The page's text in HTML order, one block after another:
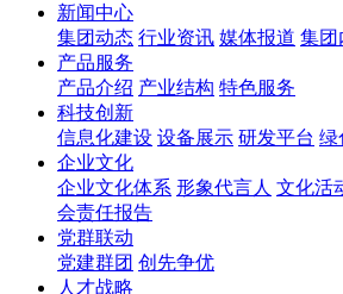
新闻中心
集团动态 行业资讯 媒体报道 集团
产品服务
产品介绍 产业结构 特色服务
科技创新
信息化建设 设备展示 研发平台 绿
企业文化
企业文化体系 形象代言人 文化活
会责任报告
党群联动
党建群团 创先争优
人才战略